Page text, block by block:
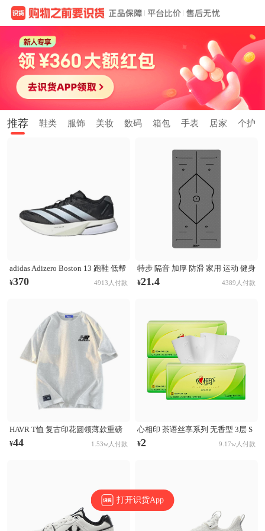
推荐 鞋类 服饰 美妆 数码 箱包 手表 居家 个护
adidas Adizero Boston 13 跑鞋 低帮
系带防滑耐磨透气玻纤柱竞训支撑
¥370 4913人付款
特步 隔音 加厚 防滑 家用 运动 健身
跳操 TPE 方形 瑜伽垫 AJA001 浅灰
¥21.4 4389人付款
HAVR T恤 复古印花圆领薄款重磅
纯棉短袖T恤 21A2201T923 白花灰
¥44 1.53w人付款
心相印 茶语丝享系列 无香型 3层 S
码 132×190mm 抽纸
¥2 9.17w人付款
打开识货App